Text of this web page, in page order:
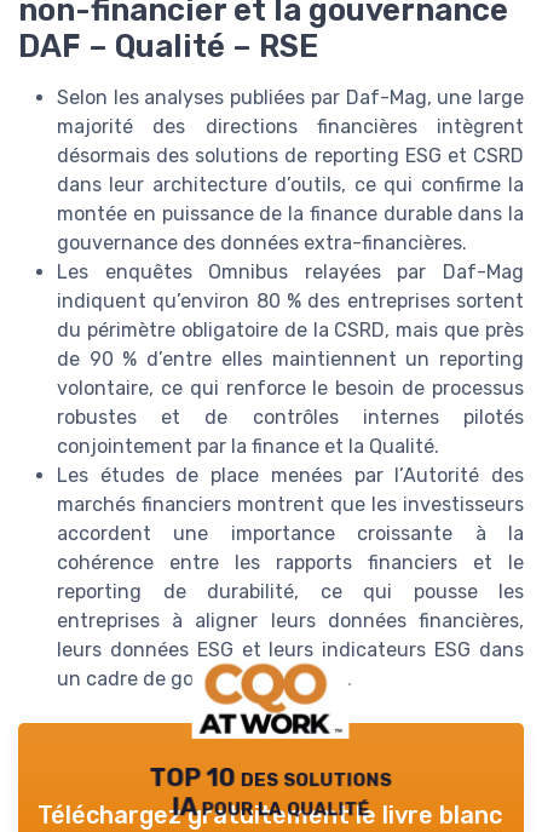
non-financier et la gouvernance
DAF – Qualité – RSE
Selon les analyses publiées par Daf-Mag, une large
majorité des directions financières intègrent
désormais des solutions de reporting ESG et CSRD
dans leur architecture d’outils, ce qui confirme la
montée en puissance de la finance durable dans la
gouvernance des données extra-financières.
Les enquêtes Omnibus relayées par Daf-Mag
indiquent qu’environ 80 % des entreprises sortent
du périmètre obligatoire de la CSRD, mais que près
de 90 % d’entre elles maintiennent un reporting
volontaire, ce qui renforce le besoin de processus
robustes et de contrôles internes pilotés
conjointement par la finance et la Qualité.
Les études de place menées par l’Autorité des
marchés financiers montrent que les investisseurs
accordent une importance croissante à la
cohérence entre les rapports financiers et le
reporting de durabilité, ce qui pousse les
entreprises à aligner leurs données financières,
leurs données ESG et leurs indicateurs ESG dans
un cadre de gouvernance unifié.
TOP 10 des solutions
IA pour la qualité
Téléchargez gratuitement le livre blanc